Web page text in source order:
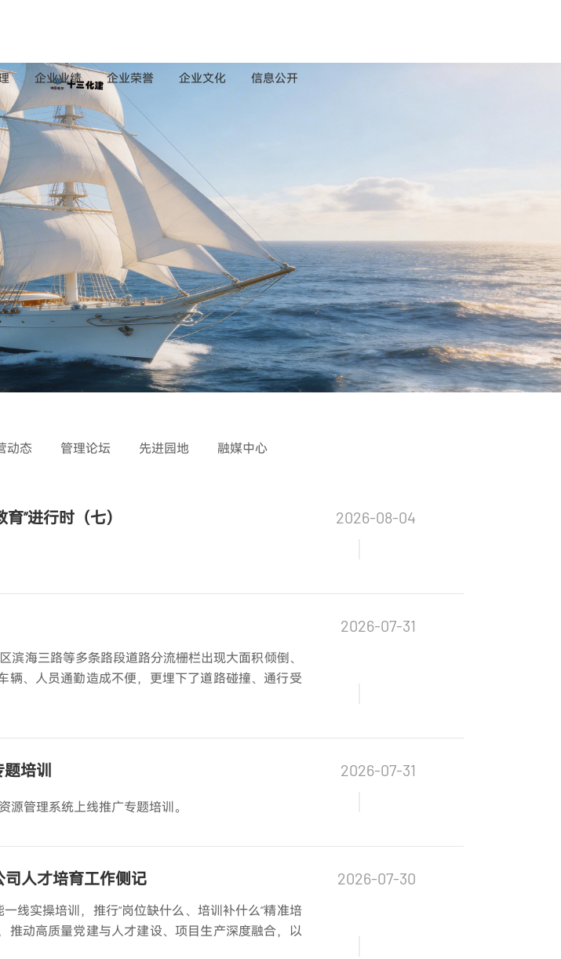
企业业绩 企业荣誉 企业文化 信息公开
动态 管理论坛 先进园地 融媒中心
”进行时（七） 2026-08-04
2026-07-31
滨海三路等多条路段道路分流栅栏出现大面积倾倒、
辆、人员通勤造成不便，更埋下了道路碰撞、通行受
培训 2026-07-31
源管理系统上线推广专题培训。
人才培育工作侧记 2026-07-30
线实操培训，推行“岗位缺什么、培训补什么”精准培
推动高质量党建与人才建设、项目生产深度融合，以